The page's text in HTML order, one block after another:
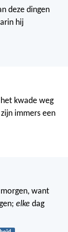
deze dingen
hij
kwade weg
immers een
want
elke dag